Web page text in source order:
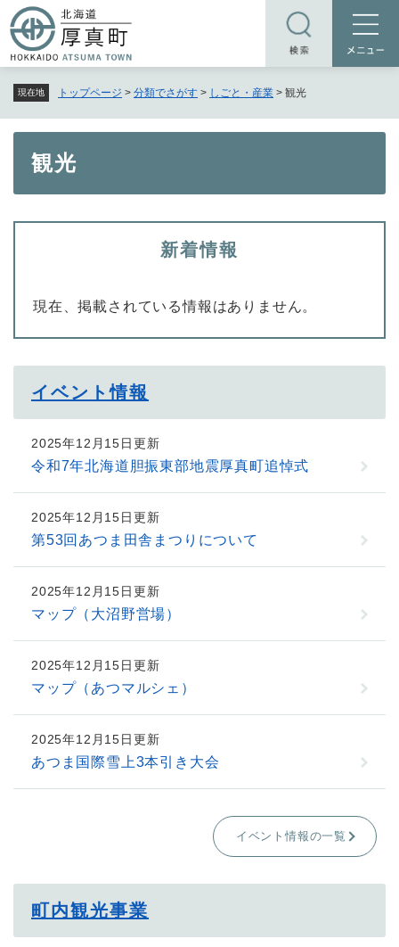
ー
ジ
頭
で
現在地 トップページ > 分類でさがす > しごと・産業 > 観光
観光
新着情報
現在、掲載されている情報はありません。
イベント情報
2025年12月15日更新
令和7年北海道胆振東部地震厚真町追悼式
2025年12月15日更新
第53回あつま田舎まつりについて
2025年12月15日更新
マップ（大沼野営場）
2025年12月15日更新
マップ（あつマルシェ）
2025年12月15日更新
あつま国際雪上3本引き大会
イベント情報の一覧
町内観光事業